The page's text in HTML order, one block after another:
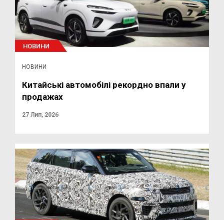
НОВИНИ
НОВИНИ
Китайські автомобілі рекордно впали у
продажах
27 Лип, 2026